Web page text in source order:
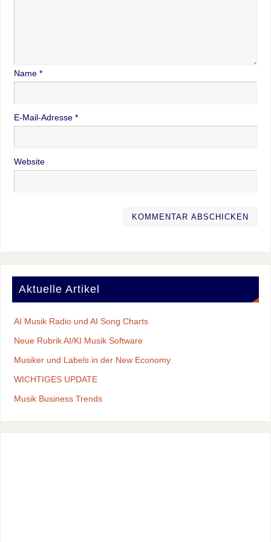
Name *
E-Mail-Adresse *
Website
Aktuelle Artikel
AI Musik Radio und AI Song Charts
Neue Rubrik AI/KI Musik Software
Musiker und Labels in der New Economy
WICHTIGES UPDATE
Musik Business Trends